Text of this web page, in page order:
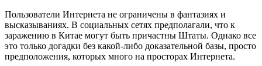
Пользователи Интернета не ограничены в фантазиях и
высказываниях. В социальных сетях предполагали, что к
заражению в Китае могут быть причастны Штаты. Однако все
это только догадки без какой-либо доказательной базы, просто
предположения, которых много на просторах Интернета.